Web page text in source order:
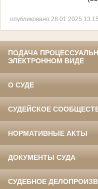
опубликовано 28.01.2025
ПОДАЧА
ЭЛЕКТРОННОМ ВИДЕ
О СУДЕ
СУДЕЙСКОЕ
НОРМАТИВНЫЕ АКТЫ
ДОКУМЕНТЫ СУДА
СУДЕБНОЕ